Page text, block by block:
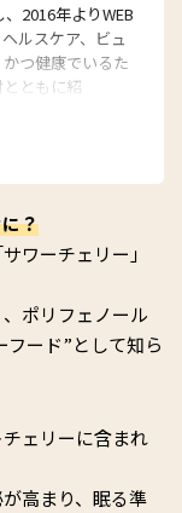
2016年よりWEB
ルスケア、ビュ
つ健康でいるた
ともに紹
を日々お試し
？
ワーチェリー」
ポリフェノール
フード”として知ら
ェリーに含まれ
高まり、眠る準